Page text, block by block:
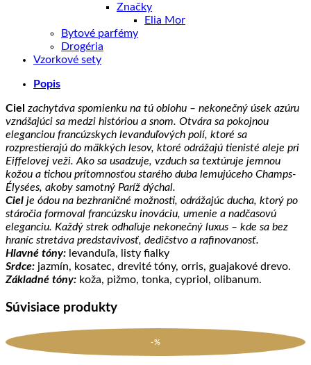
Značky
Elia Mor
Bytové parfémy
Drogéria
Vzorkové sety
Popis
Ciel zachytáva spomienku na tú oblohu – nekonečný úsek azúru
vznášajúci sa medzi históriou a snom. Otvára sa pokojnou
eleganciou francúzskych levanduľových polí, ktoré sa
rozprestierajú do mäkkých lesov, ktoré odrážajú tienisté aleje pri
Eiffelovej veži. Ako sa usadzuje, vzduch sa textúruje jemnou
kožou a tichou prítomnosťou starého duba lemujúceho Champs-
Élysées, akoby samotný Paríž dýchal.
Ciel je ódou na bezhraničné možnosti, odrážajúc ducha, ktorý po
stáročia formoval francúzsku inováciu, umenie a nadčasovú
eleganciu. Každý strek odhaľuje nekonečný luxus – kde sa bez
hraníc stretáva predstavivosť, dedičstvo a rafinovanosť.
Hlavné tóny: levanduľa, listy fialky
Srdce: jazmín, kosatec, drevité tóny, orris, guajakové drevo.
Základné tóny: koža, pižmo, tonka, cypriol, olibanum.
Súvisiace produkty
-%